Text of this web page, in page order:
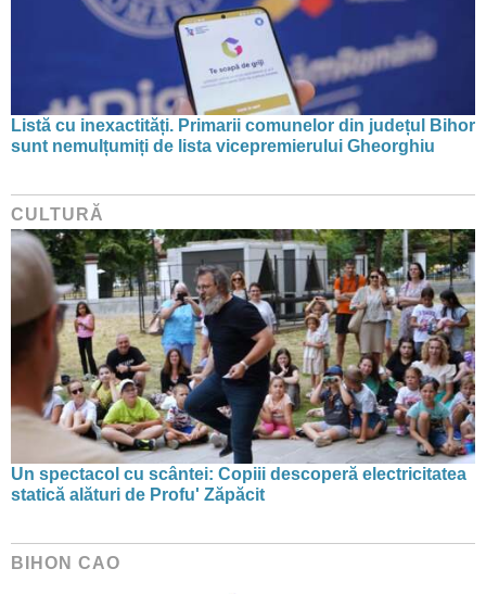
Listă cu inexactități. Primarii comunelor din județul Bihor
sunt nemulțumiți de lista vicepremierului Gheorghiu
CULTURĂ
Un spectacol cu scântei: Copiii descoperă electricitatea
statică alături de Profu' Zăpăcit
BIHON CAO